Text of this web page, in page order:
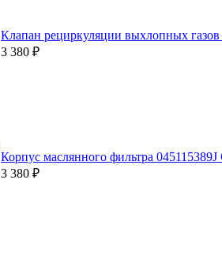
Клапан рециркуляции выхлопных
3 380 ₽
Корпус маслянного фильтра
3 380 ₽